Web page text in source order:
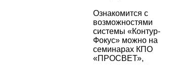
Ознакомится с
возможностями
системы «Контур-
Фокус» можно на
семинарах КПО
«ПРОСВЕТ»,